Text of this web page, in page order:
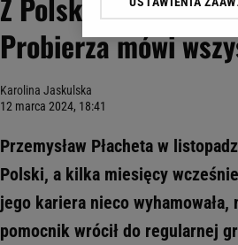
Z Polski wyjeżdżał
Probierza mówi
Karolina Jaskulska
12 marca 2024, 18:41
Przemysław Płacheta w
Polski, a kilka miesięcy
jego kariera nieco wyhamowała,
pomocnik wrócił do regularnej
Klikając „Akceptuję”
Zaufanych Partnerów i
dotyczące plików
odnośnik „Ustawienia
Użycie dokładnych
Przechowywanie
badnie odbiorców i